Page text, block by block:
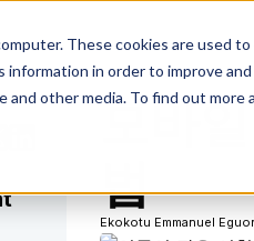
These cookies are used
information in order to improve
other media. To find out more
모바
법
Ekokotu Emmanuel